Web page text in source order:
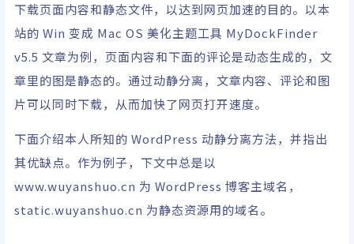
下载页面内容和静态文件，以达到网页加速的目的。以本
站的 Win 变成 Mac OS 美化主题工具 MyDockFinder
v5.5 文章为例，页面内容和下面的评论是动态生成的，文
章里的图是静态的。通过动静分离，文章内容、评论和图
片可以同时下载，从而加快了网页打开速度。
下面介绍本人所知的 WordPress 动静分离方法，并指出
其优缺点。作为例子，下文中总是以
www.wuyanshuo.cn 为 WordPress 博客主域名，
static.wuyanshuo.cn 为静态资源用的域名。